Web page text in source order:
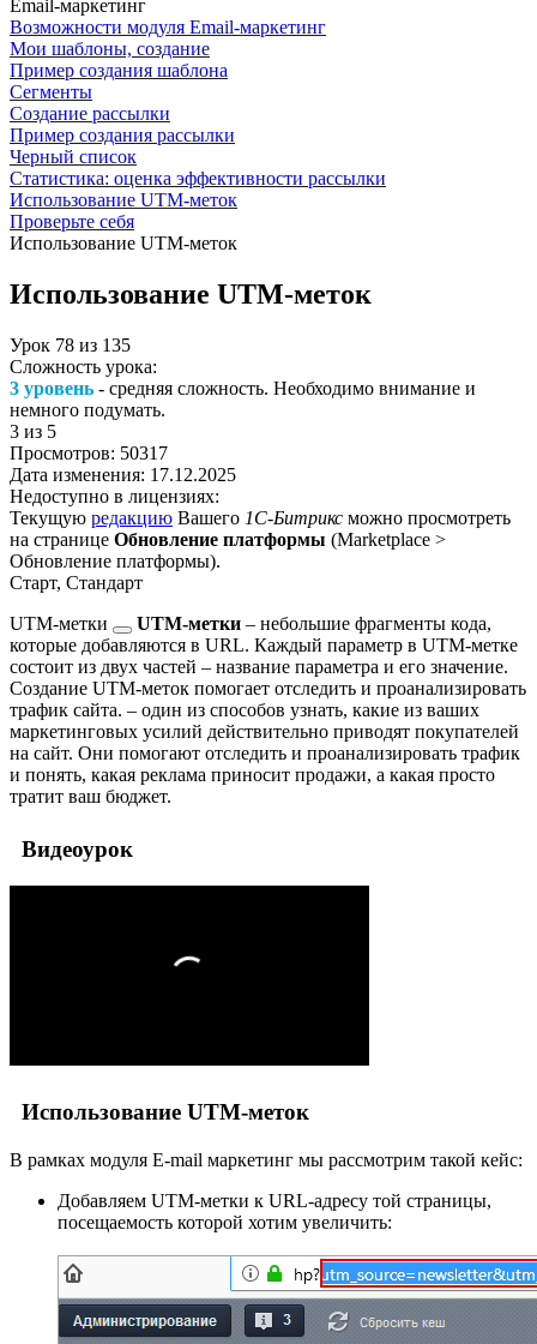
Email-маркетинг
Возможности модуля Email-маркетинг
Мои шаблоны, создание
Пример создания шаблона
Сегменты
Создание рассылки
Пример создания рассылки
Черный список
Статистика: оценка эффективности рассылки
Использование UTM-меток
Проверьте себя
Использование UTM-меток
Использование UTM-меток
Урок 78 из 135
Сложность урока:
3 уровень - средняя сложность. Необходимо внимание и
немного подумать.
3 из 5
Просмотров: 50317
Дата изменения: 17.12.2025
Недоступно в лицензиях:
Текущую редакцию Вашего 1С-Битрикс можно просмотреть
на странице Обновление платформы (Marketplace >
Обновление платформы).
Старт, Стандарт
UTM-метки
UTM-метки – небольшие фрагменты кода,
которые добавляются в URL. Каждый параметр в UTM-метке
состоит из двух частей – название параметра и его значение.
Создание UTM-меток помогает отследить и проанализировать
трафик сайта. – один из способов узнать, какие из ваших
маркетинговых усилий действительно приводят покупателей
на сайт. Они помогают отследить и проанализировать трафик
и понять, какая реклама приносит продажи, а какая просто
тратит ваш бюджет.
Видеоурок
Использование UTM-меток
В рамках модуля E-mail маркетинг мы рассмотрим такой кейс:
Добавляем UTM-метки к URL-адресу той страницы,
посещаемость которой хотим увеличить: